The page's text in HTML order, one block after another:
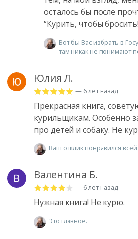
осталось бы после
“Курить, чтобы
Вот бы Вас избрать в
там никак не понимают
Юлия Л.
— 6 лет назад
Прекрасная книга,
курильщикам. Особенно
про детей и собаку. Не
Ваш отклик понравился
Валентина Б.
— 6 лет назад
Нужная книга! Не курю.
Это главное.